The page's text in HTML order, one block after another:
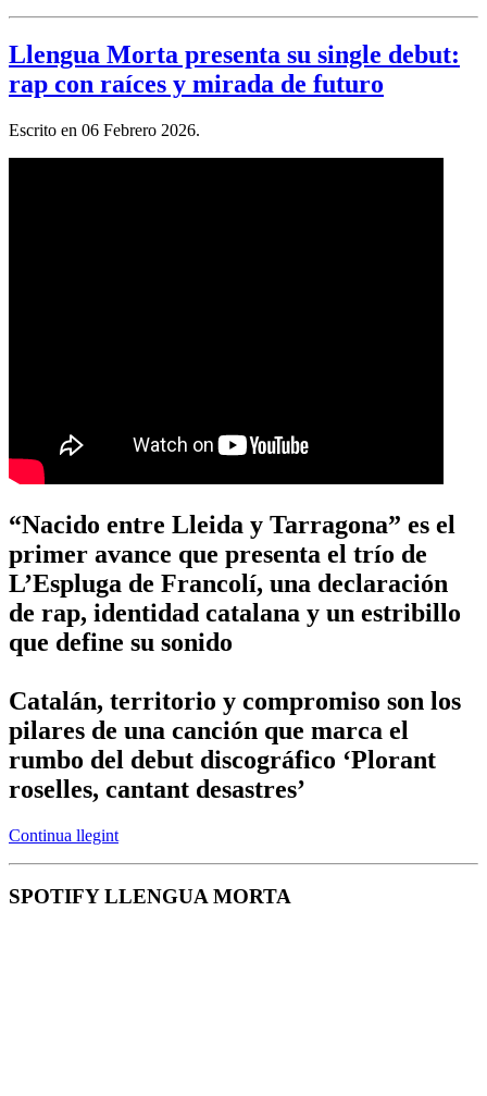
Llengua Morta presenta su single debut:
rap con raíces y mirada de futuro
Escrito en 06 Febrero 2026.
“Nacido entre Lleida y Tarragona” es el
primer avance que presenta el trío de
L’Espluga de Francolí, una declaración
de rap, identidad catalana y un estribillo
que define su sonido
Catalán, territorio y compromiso son los
pilares de una canción que marca el
rumbo del debut discográfico ‘Plorant
roselles, cantant desastres’
Continua llegint
SPOTIFY LLENGUA MORTA